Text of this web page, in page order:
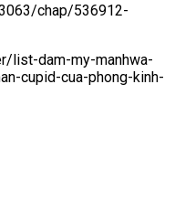
chap/536912-
list-dam-my-manhwa-
cupid-cua-phong-kinh-